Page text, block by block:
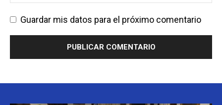
Guardar mis datos para el próximo comentario